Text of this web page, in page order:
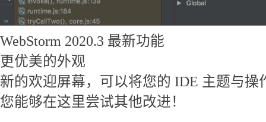
WebStorm 2020.3 最新功能
更优美的外观
新的欢迎屏幕，可以将您的 IDE 主题与操
您能够在这里尝试其他改进！